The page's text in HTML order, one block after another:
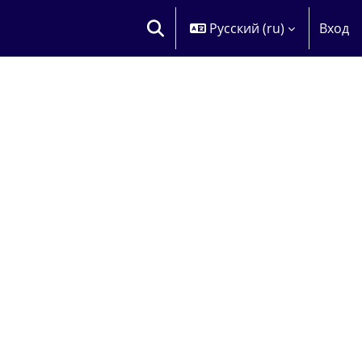
ИЗМЕНИТЬ ДАННЫЕ ПОИСКОВОЙ
Русский ‎(ru)‎ Вход